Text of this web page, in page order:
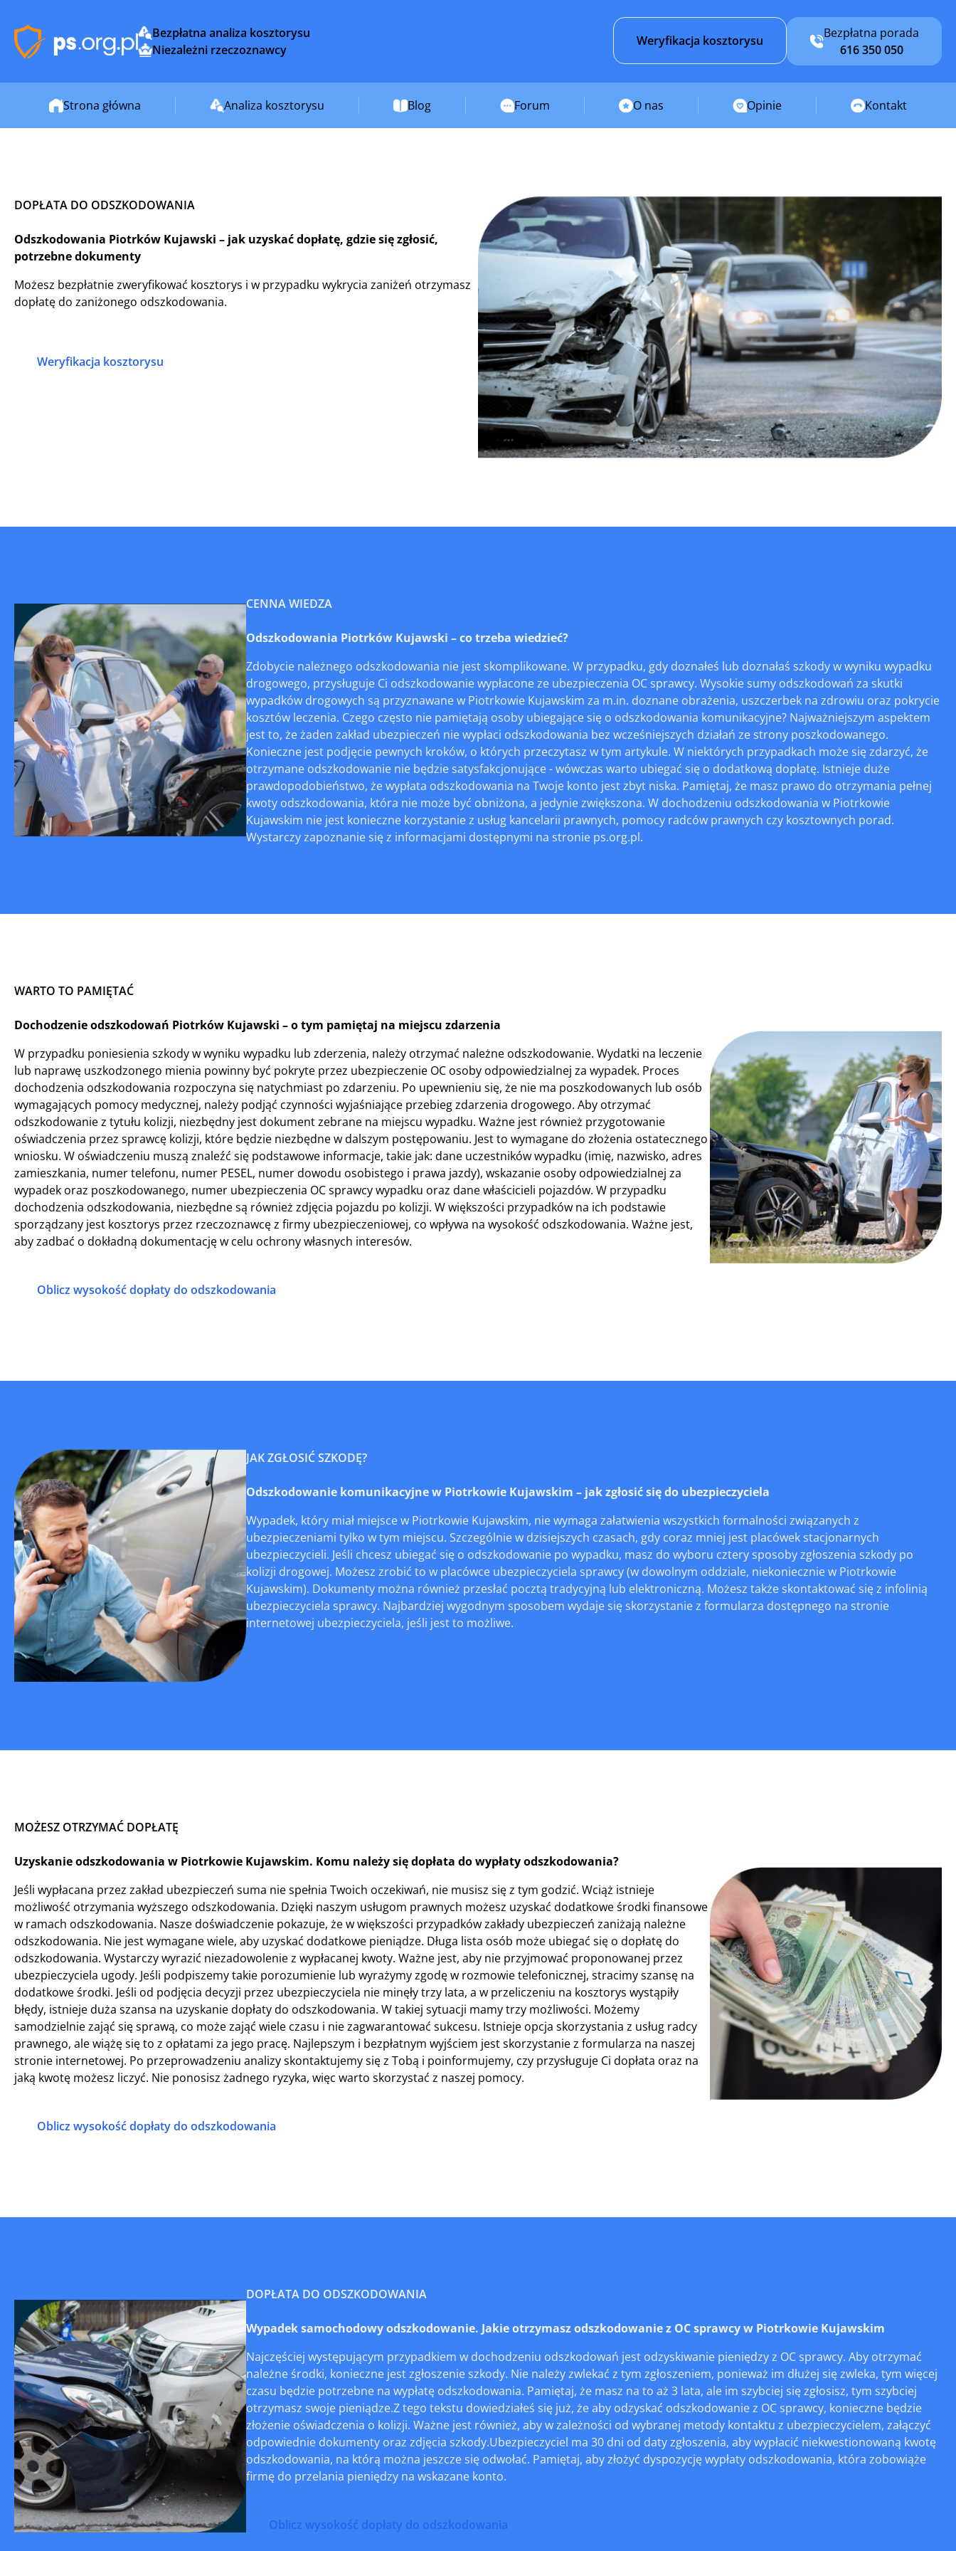
Bezpłatna analiza kosztorysu
Niezależni rzeczoznawcy
Weryfikacja kosztorysu
Bezpłatna porada
616 350 050
Strona główna Analiza kosztorysu Blog Forum O nas Opinie Kontakt
DOPŁATA DO ODSZKODOWANIA
Odszkodowania Piotrków Kujawski – jak uzyskać dopłatę, gdzie się zgłosić,
potrzebne dokumenty
Możesz bezpłatnie zweryfikować kosztorys i w przypadku wykrycia zaniżeń otrzymasz
dopłatę do zaniżonego odszkodowania.
Weryfikacja kosztorysu
CENNA WIEDZA
Odszkodowania Piotrków Kujawski – co trzeba wiedzieć?
Zdobycie należnego odszkodowania nie jest skomplikowane. W przypadku, gdy doznałeś lub doznałaś szkody w wyniku wypadku
drogowego, przysługuje Ci odszkodowanie wypłacone ze ubezpieczenia OC sprawcy. Wysokie sumy odszkodowań za skutki
wypadków drogowych są przyznawane w Piotrkowie Kujawskim za m.in. doznane obrażenia, uszczerbek na zdrowiu oraz pokrycie
kosztów leczenia. Czego często nie pamiętają osoby ubiegające się o odszkodowania komunikacyjne? Najważniejszym aspektem
jest to, że żaden zakład ubezpieczeń nie wypłaci odszkodowania bez wcześniejszych działań ze strony poszkodowanego.
Konieczne jest podjęcie pewnych kroków, o których przeczytasz w tym artykule. W niektórych przypadkach może się zdarzyć, że
otrzymane odszkodowanie nie będzie satysfakcjonujące - wówczas warto ubiegać się o dodatkową dopłatę. Istnieje duże
prawdopodobieństwo, że wypłata odszkodowania na Twoje konto jest zbyt niska. Pamiętaj, że masz prawo do otrzymania pełnej
kwoty odszkodowania, która nie może być obniżona, a jedynie zwiększona. W dochodzeniu odszkodowania w Piotrkowie
Kujawskim nie jest konieczne korzystanie z usług kancelarii prawnych, pomocy radców prawnych czy kosztownych porad.
Wystarczy zapoznanie się z informacjami dostępnymi na stronie ps.org.pl.
WARTO TO PAMIĘTAĆ
Dochodzenie odszkodowań Piotrków Kujawski – o tym pamiętaj na miejscu zdarzenia
W przypadku poniesienia szkody w wyniku wypadku lub zderzenia, należy otrzymać należne odszkodowanie. Wydatki na leczenie
lub naprawę uszkodzonego mienia powinny być pokryte przez ubezpieczenie OC osoby odpowiedzialnej za wypadek. Proces
dochodzenia odszkodowania rozpoczyna się natychmiast po zdarzeniu. Po upewnieniu się, że nie ma poszkodowanych lub osób
wymagających pomocy medycznej, należy podjąć czynności wyjaśniające przebieg zdarzenia drogowego. Aby otrzymać
odszkodowanie z tytułu kolizji, niezbędny jest dokument zebrane na miejscu wypadku. Ważne jest również przygotowanie
oświadczenia przez sprawcę kolizji, które będzie niezbędne w dalszym postępowaniu. Jest to wymagane do złożenia ostatecznego
wniosku. W oświadczeniu muszą znaleźć się podstawowe informacje, takie jak: dane uczestników wypadku (imię, nazwisko, adres
zamieszkania, numer telefonu, numer PESEL, numer dowodu osobistego i prawa jazdy), wskazanie osoby odpowiedzialnej za
wypadek oraz poszkodowanego, numer ubezpieczenia OC sprawcy wypadku oraz dane właścicieli pojazdów. W przypadku
dochodzenia odszkodowania, niezbędne są również zdjęcia pojazdu po kolizji. W większości przypadków na ich podstawie
sporządzany jest kosztorys przez rzeczoznawcę z firmy ubezpieczeniowej, co wpływa na wysokość odszkodowania. Ważne jest,
aby zadbać o dokładną dokumentację w celu ochrony własnych interesów.
Oblicz wysokość dopłaty do odszkodowania
JAK ZGŁOSIĆ SZKODĘ?
Odszkodowanie komunikacyjne w Piotrkowie Kujawskim – jak zgłosić się do ubezpieczyciela
Wypadek, który miał miejsce w Piotrkowie Kujawskim, nie wymaga załatwienia wszystkich formalności związanych z
ubezpieczeniami tylko w tym miejscu. Szczególnie w dzisiejszych czasach, gdy coraz mniej jest placówek stacjonarnych
ubezpieczycieli. Jeśli chcesz ubiegać się o odszkodowanie po wypadku, masz do wyboru cztery sposoby zgłoszenia szkody po
kolizji drogowej. Możesz zrobić to w placówce ubezpieczyciela sprawcy (w dowolnym oddziale, niekoniecznie w Piotrkowie
Kujawskim). Dokumenty można również przesłać pocztą tradycyjną lub elektroniczną. Możesz także skontaktować się z infolinią
ubezpieczyciela sprawcy. Najbardziej wygodnym sposobem wydaje się skorzystanie z formularza dostępnego na stronie
internetowej ubezpieczyciela, jeśli jest to możliwe.
MOŻESZ OTRZYMAĆ DOPŁATĘ
Uzyskanie odszkodowania w Piotrkowie Kujawskim. Komu należy się dopłata do wypłaty odszkodowania?
Jeśli wypłacana przez zakład ubezpieczeń suma nie spełnia Twoich oczekiwań, nie musisz się z tym godzić. Wciąż istnieje
możliwość otrzymania wyższego odszkodowania. Dzięki naszym usługom prawnych możesz uzyskać dodatkowe środki finansowe
w ramach odszkodowania. Nasze doświadczenie pokazuje, że w większości przypadków zakłady ubezpieczeń zaniżają należne
odszkodowania. Nie jest wymagane wiele, aby uzyskać dodatkowe pieniądze. Długa lista osób może ubiegać się o dopłatę do
odszkodowania. Wystarczy wyrazić niezadowolenie z wypłacanej kwoty. Ważne jest, aby nie przyjmować proponowanej przez
ubezpieczyciela ugody. Jeśli podpiszemy takie porozumienie lub wyrażymy zgodę w rozmowie telefonicznej, stracimy szansę na
dodatkowe środki. Jeśli od podjęcia decyzji przez ubezpieczyciela nie minęły trzy lata, a w przeliczeniu na kosztorys wystąpiły
błędy, istnieje duża szansa na uzyskanie dopłaty do odszkodowania. W takiej sytuacji mamy trzy możliwości. Możemy
samodzielnie zająć się sprawą, co może zająć wiele czasu i nie zagwarantować sukcesu. Istnieje opcja skorzystania z usług radcy
prawnego, ale wiążę się to z opłatami za jego pracę. Najlepszym i bezpłatnym wyjściem jest skorzystanie z formularza na naszej
stronie internetowej. Po przeprowadzeniu analizy skontaktujemy się z Tobą i poinformujemy, czy przysługuje Ci dopłata oraz na
jaką kwotę możesz liczyć. Nie ponosisz żadnego ryzyka, więc warto skorzystać z naszej pomocy.
Oblicz wysokość dopłaty do odszkodowania
DOPŁATA DO ODSZKODOWANIA
Wypadek samochodowy odszkodowanie. Jakie otrzymasz odszkodowanie z OC sprawcy w Piotrkowie Kujawskim
Najczęściej występującym przypadkiem w dochodzeniu odszkodowań jest odzyskiwanie pieniędzy z OC sprawcy. Aby otrzymać
należne środki, konieczne jest zgłoszenie szkody. Nie należy zwlekać z tym zgłoszeniem, ponieważ im dłużej się zwleka, tym więcej
czasu będzie potrzebne na wypłatę odszkodowania. Pamiętaj, że masz na to aż 3 lata, ale im szybciej się zgłosisz, tym szybciej
otrzymasz swoje pieniądze.Z tego tekstu dowiedziałeś się już, że aby odzyskać odszkodowanie z OC sprawcy, konieczne będzie
złożenie oświadczenia o kolizji. Ważne jest również, aby w zależności od wybranej metody kontaktu z ubezpieczycielem, załączyć
odpowiednie dokumenty oraz zdjęcia szkody.Ubezpieczyciel ma 30 dni od daty zgłoszenia, aby wypłacić niekwestionowaną kwotę
odszkodowania, na którą można jeszcze się odwołać. Pamiętaj, aby złożyć dyspozycję wypłaty odszkodowania, która zobowiąże
firmę do przelania pieniędzy na wskazane konto.
Oblicz wysokość dopłaty do odszkodowania